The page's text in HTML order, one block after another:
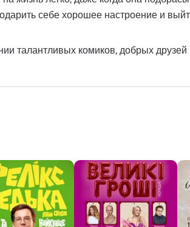
себе хорошее настроение и
талантливых комиков, добрых